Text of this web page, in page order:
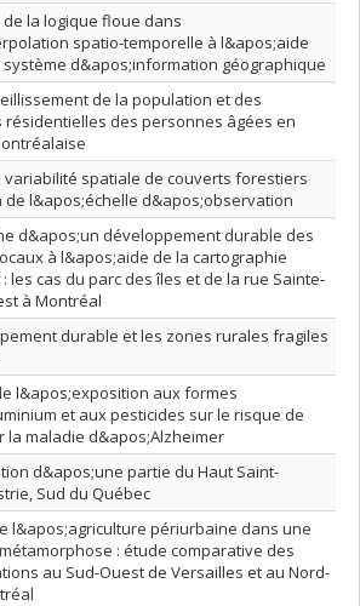
la logique floue dans
spatio-temporelle à l&apos;aide
d&apos;information géographique
de la population et des
résidentielles des personnes âgées en
variabilité spatiale de couverts forestiers
de l&apos;échelle d&apos;observation
d&apos;un développement durable des
à l&apos;aide de la cartographie
les cas du parc des îles et de la rue Sainte-
à Montréal
durable et les zones rurales fragiles
l&apos;exposition aux formes
et aux pesticides sur le risque de
la maladie d&apos;Alzheimer
d&apos;une partie du Haut Saint-
Sud du Québec
l&apos;agriculture périurbaine dans une
: étude comparative des
au Sud-Ouest de Versailles et au Nord-